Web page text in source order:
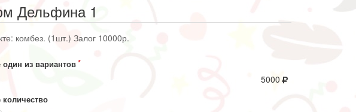
Дельфина 1
комбез. (1шт.) Залог 10000р.
из вариантов
5000